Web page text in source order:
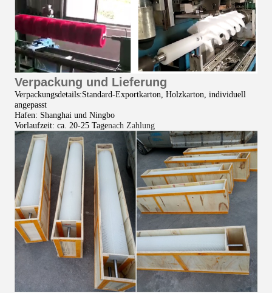
Verpackung und Lieferung
Verpackungsdetails:Standard-Exportkarton, Holzkarton, individuell
angepasst
Hafen: Shanghai und Ningbo
Vorlaufzeit: ca. 20-25 Tagenach Zahlung